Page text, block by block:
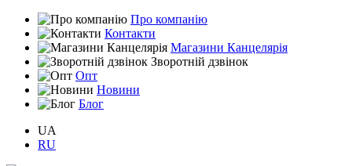
Про компанію
Контакти
Магазини Канцелярія
Зворотній дзвінок
Опт
Новини
Блог
UA
RU